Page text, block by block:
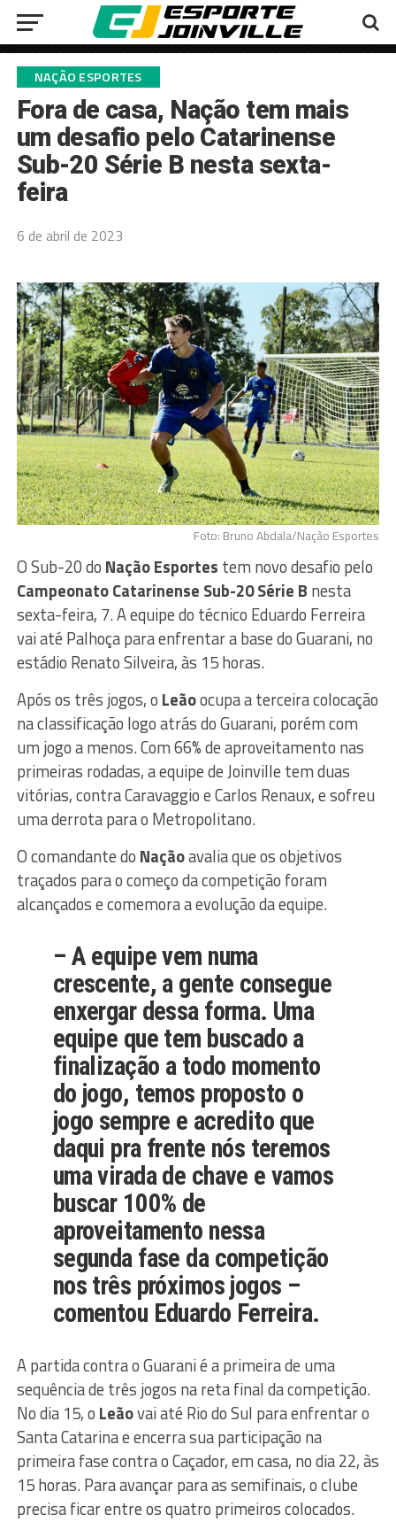
NAÇÃO ESPORTES
Fora de casa, Nação tem mais
um desafio pelo Catarinense
Sub-20 Série B nesta sexta-
feira
6 de abril de 2023
Foto: Bruno Abdala/Nação Esportes
O Sub-20 do Nação Esportes tem novo desafio pelo
Campeonato Catarinense Sub-20 Série B nesta
sexta-feira, 7. A equipe do técnico Eduardo Ferreira
vai até Palhoça para enfrentar a base do Guarani, no
estádio Renato Silveira, às 15 horas.
Após os três jogos, o Leãoocupa a terceira colocação
na classificação logo atrás do Guarani, porém com
um jogo a menos. Com 66% de aproveitamento nas
primeiras rodadas, a equipe de Joinville tem duas
vitórias, contra Caravaggio e Carlos Renaux, e sofreu
uma derrota para o Metropolitano.
O comandante do Naçãoavalia que os objetivos
traçados para o começo da competição foram
alcançados e comemora a evolução da equipe.
– A equipe vem numa
crescente, a gente consegue
enxergar dessa forma. Uma
equipe que tem buscado a
finalização a todo momento
do jogo, temos proposto o
jogo sempre e acredito que
daqui pra frente nós teremos
uma virada de chave e vamos
buscar 100% de
aproveitamento nessa
segunda fase da competição
nos três próximos jogos –
comentou Eduardo Ferreira.
A partida contra o Guarani é a primeira de uma
sequência de três jogos na reta final da competição.
No dia 15, o Leãovai até Rio do Sul para enfrentar o
Santa Catarina e encerra sua participação na
primeira fase contra o Caçador, em casa, no dia 22, às
15 horas. Para avançar para as semifinais, o clube
precisa ficar entre os quatro primeiros colocados.